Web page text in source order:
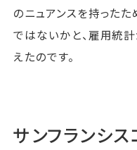
のニュアンスを持った
ではないかと、雇用統
えたのです。
サンフランシ